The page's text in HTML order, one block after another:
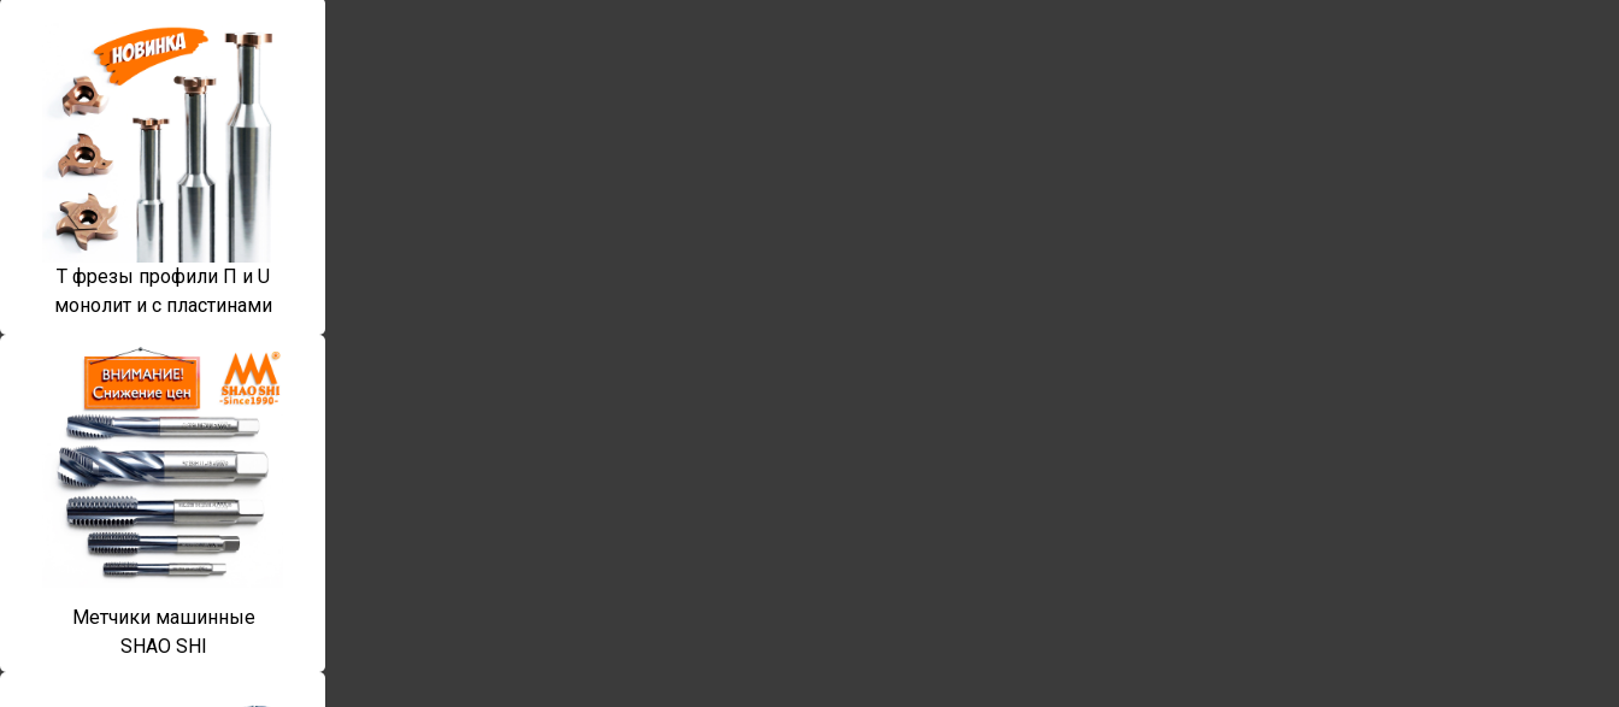
T фрезы профили П и U
монолит и с пластинами
Метчики машинные
SHAO SHI